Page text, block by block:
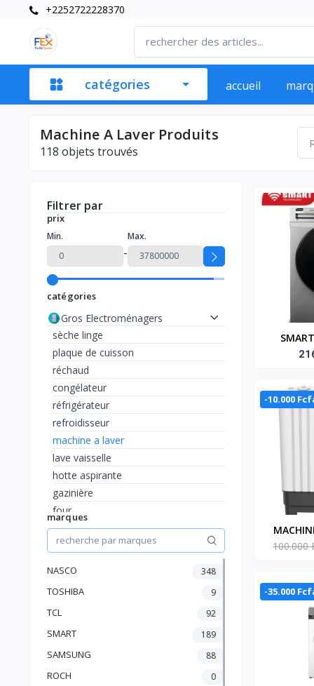
+2252722228370
catégories accueil
Machine A Laver Produits
118 objets trouvés
Filtrer par
prix
Min.
-
Max.
catégories
Gros Electroménagers
sèche linge
plaque de cuisson
réchaud
congélateur
réfrigérateur
refroidisseur
machine a laver
lave vaisselle
hotte aspirante
gazinière
four
TV et Accessoires
Climatisation, chauffage et
Maison et Bureau
beautés et accessoires
marques
NASCO 348
TOSHIBA 9
TCL 92
SMART 189
SAMSUNG 88
ROCH 0
-10.000
100.000
-35.000